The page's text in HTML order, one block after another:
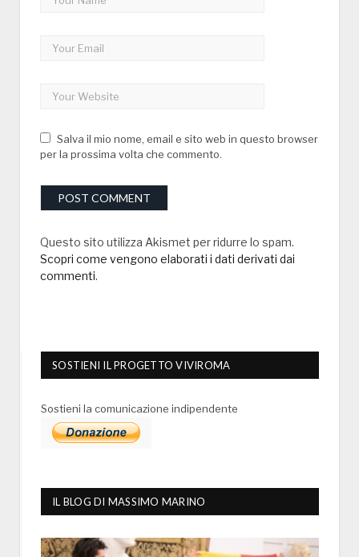
Salva il mio nome, email e sito web in questo browser
per la prossima volta che commento.
Questo sito utilizza Akismet per ridurre lo spam.
Scopri come vengono elaborati i dati derivati dai
commenti.
SOSTIENI IL PROGETTO VIVIROMA
Sostieni la comunicazione indipendente
IL BLOG DI MASSIMO MARINO